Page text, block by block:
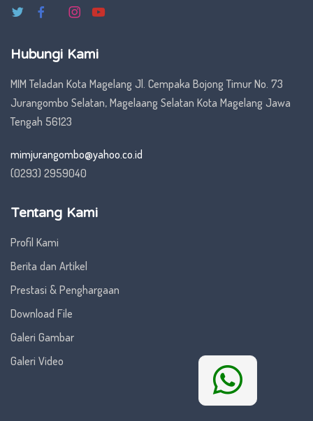
Hubungi Kami
MIM Teladan Kota Magelang Jl. Cempaka Bojong Timur No. 73
Jurangombo Selatan, Magelaang Selatan Kota Magelang Jawa
Tengah 56123
mimjurangombo@yahoo.co.id
(0293) 2959040
Tentang Kami
Profil Kami
Berita dan Artikel
Prestasi & Penghargaan
Download File
Galeri Gambar
Galeri Video